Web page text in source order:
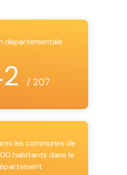
départementale
/ 207
les communes de
habitants dans le